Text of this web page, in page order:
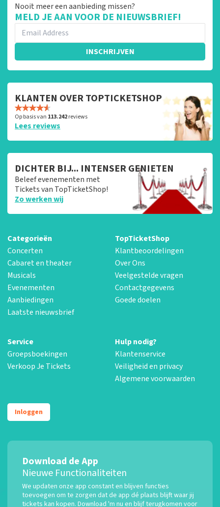
Nooit meer een aanbieding missen?
MELD JE AAN VOOR DE NIEUWSBRIEF!
INSCHRIJVEN
KLANTEN OVER TOPTICKETSHOP
Op basis van 113.242reviews
Lees reviews
DICHTER BIJ... INTENSER GENIETEN
Beleef evenementen met
Tickets van TopTicketShop!
Zo werken wij
Categorieën
Concerten
Cabaret en theater
Musicals
Evenementen
Aanbiedingen
Laatste nieuwsbrief
TopTicketShop
Klantbeoordelingen
Over Ons
Veelgestelde vragen
Contactgegevens
Goede doelen
Service
Groepsboekingen
Verkoop Je Tickets
Hulp nodig?
Klantenservice
Veiligheid en privacy
Algemene voorwaarden
Inloggen
Download de App
Nieuwe Functionaliteiten
We updaten onze app constant en blijven functies
toevoegen om te zorgen dat de app dé plaats blijft waar jij
tickets kan kopen. Download 'm nu en blijf terugkomen voor